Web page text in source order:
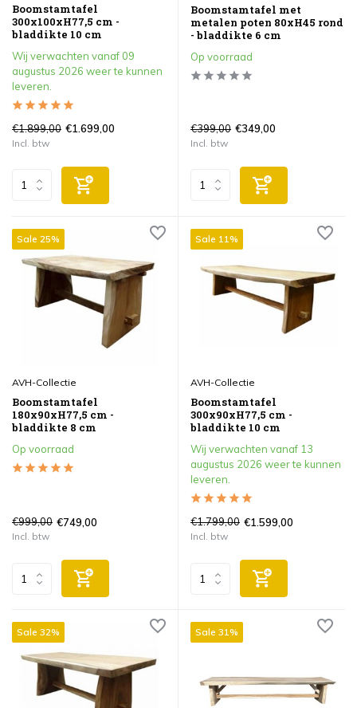
Boomstamtafel
300x100xH77,5 cm -
bladdikte 10 cm
Wij verwachten vanaf 09
augustus 2026 weer te kunnen
leveren.
€1.899,00 €1.699,00
Incl. btw
Boomstamtafel met
metalen poten 80xH45 rond
- bladdikte 6 cm
Op voorraad
€399,00 €349,00
Incl. btw
Sale 25%
AVH-Collectie
Boomstamtafel
180x90xH77,5 cm -
bladdikte 8 cm
Op voorraad
€999,00 €749,00
Incl. btw
Sale 11%
AVH-Collectie
Boomstamtafel
300x90xH77,5 cm -
bladdikte 10 cm
Wij verwachten vanaf 13
augustus 2026 weer te kunnen
leveren.
€1.799,00 €1.599,00
Incl. btw
Sale 32% Sale 31%